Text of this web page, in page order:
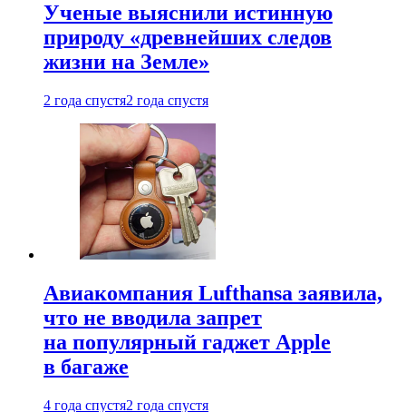
Ученые выяснили истинную
природу «древнейших следов
жизни на Земле»
2 года спустя2 года спустя
Авиакомпания Lufthansa заявила,
что не вводила запрет
на популярный гаджет Apple
в багаже
4 года спустя2 года спустя